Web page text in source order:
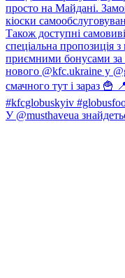
У @musthaveua